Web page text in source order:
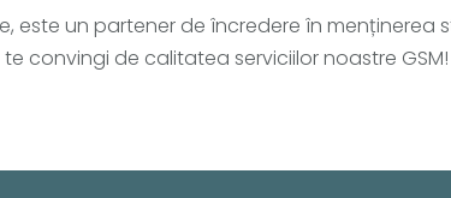
este un partener de încredere în
convingi de calitatea serviciilor noastre GSM!